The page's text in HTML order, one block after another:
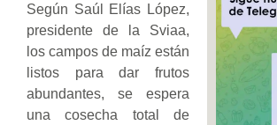
Según Saúl Elías López,
presidente de la Sviaa,
los campos de maíz están
listos para dar frutos
abundantes, se espera
una cosecha total de